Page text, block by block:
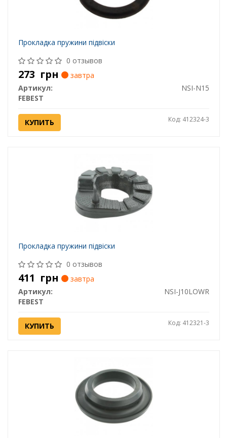
Прокладка пружини підвіски
0 отзывов
273 грн
завтра
Артикул:
NSI-N15
FEBEST
КУПИТЬ Код: 412324-3
Прокладка пружини підвіски
0 отзывов
411 грн
завтра
Артикул:
NSI-J10LOWR
FEBEST
КУПИТЬ Код: 412321-3